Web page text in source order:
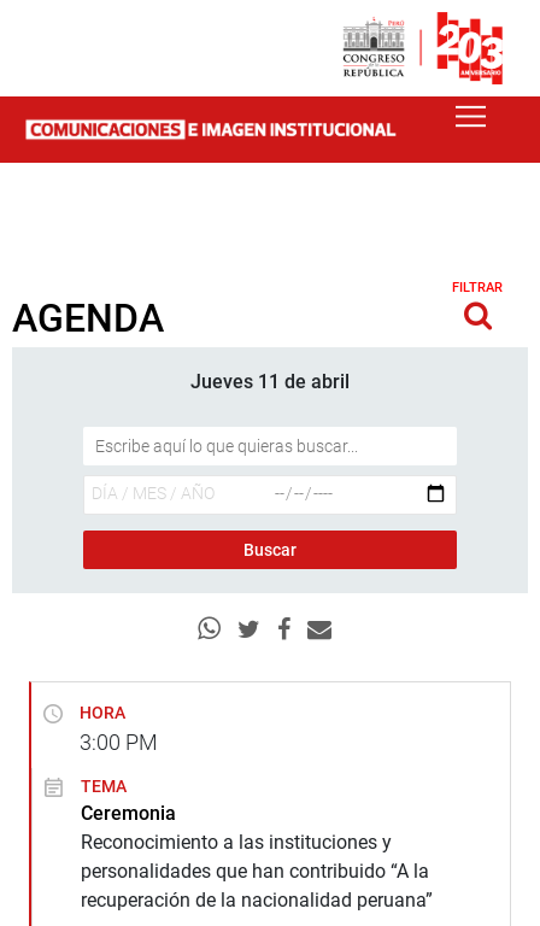
AGENDA
FILTRAR
Jueves 11 de abril
HORA
3:00 PM
TEMA
Ceremonia
Reconocimiento a las instituciones y
personalidades que han contribuido “A la
recuperación de la nacionalidad peruana”